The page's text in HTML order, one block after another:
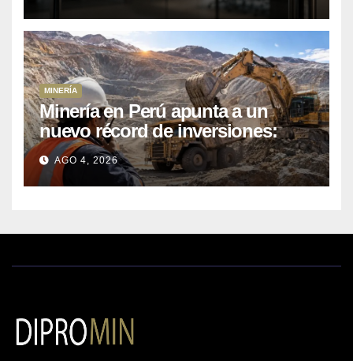
MINERÍA
Minería en Perú apunta a un
nuevo récord de inversiones:
crecen los petitorios y el FMI
insta a destrabar proyectos
AGO 4, 2026